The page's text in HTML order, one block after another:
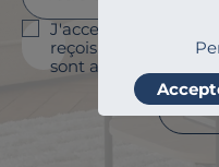
J'accepte le suivi
reçois afin de
sont adressés et à
Je